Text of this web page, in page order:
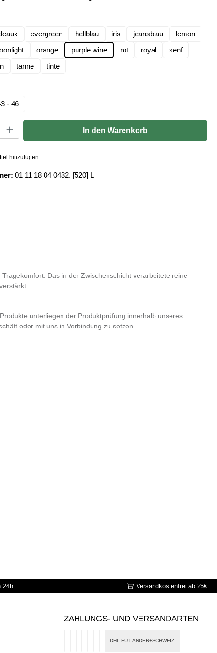
evergreen hellblau iris jeansblau
lemon
orange purple wine rot royal
senf
tanne tinte
- 46
den gewünschten Wert ein oder benutze die Schaltflächen um die Anzahl zu
In den Warenkorb
hinzufügen
01 11 18 04 0482. [520] L
Das in der Zwischenschicht verarbeitete reine
unterliegen der Produktprüfung innerhalb unseres
oder mit uns in Verbindung zu setzen.
24h Versandkostenfrei ab 25€
ZAHLUNGS- UND VERSANDARTEN
DHL EU LÄNDER+SCHWEIZ